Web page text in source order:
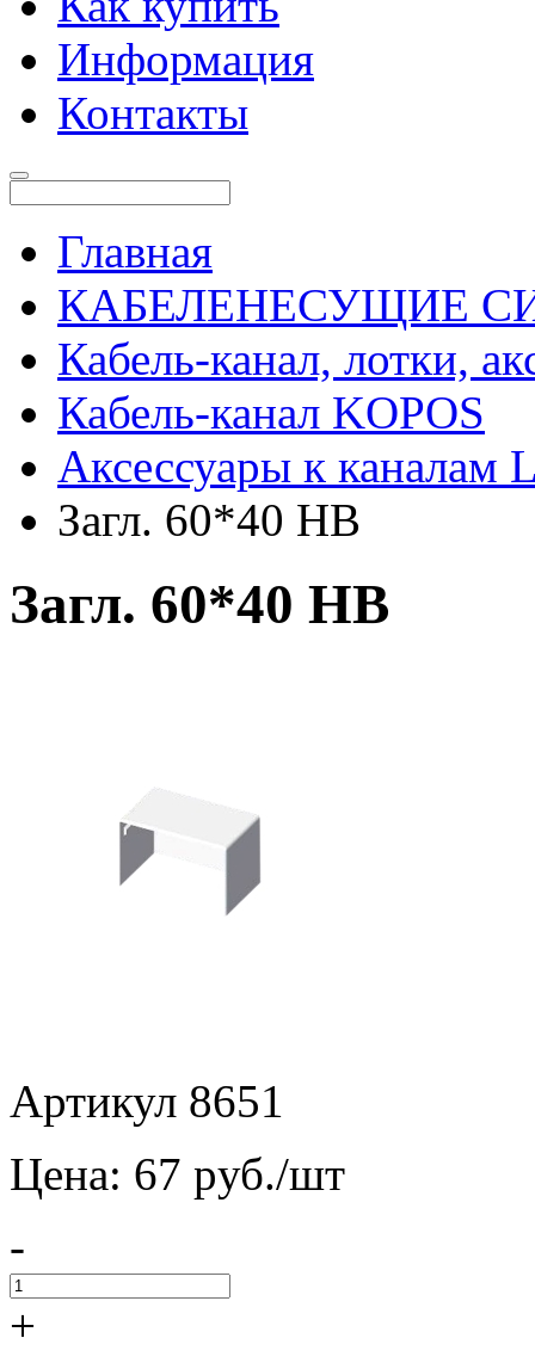
Информация
Контакты
Главная
КАБЕЛЕНЕСУЩИЕ
Кабель-канал, лотки,
Кабель-канал KOPOS
Аксессуары к каналам
Загл. 60*40 НВ
Загл. 60*40 НВ
Артикул 8651
Цена: 67 pуб./шт
-
+